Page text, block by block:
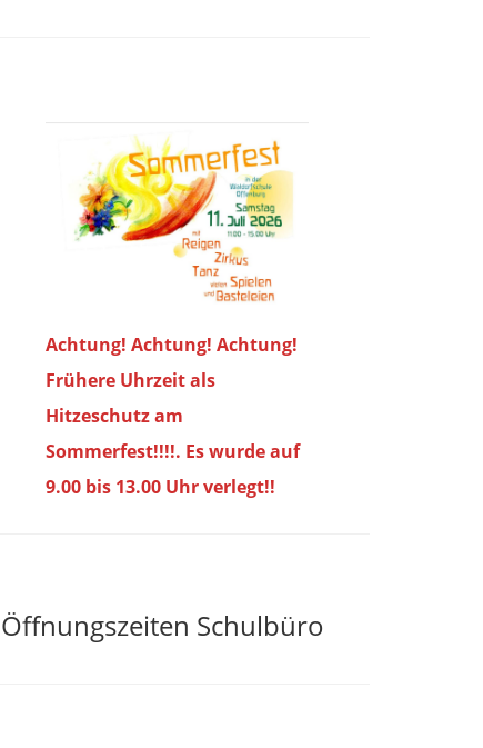
Achtung! Achtung! Achtung!
Frühere Uhrzeit als
Hitzeschutz am
Sommerfest!!!!. Es wurde auf
9.00 bis 13.00 Uhr verlegt!!
Öffnungszeiten Schulbüro